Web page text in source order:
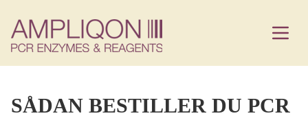
SÅDAN BESTILLER DU PCR